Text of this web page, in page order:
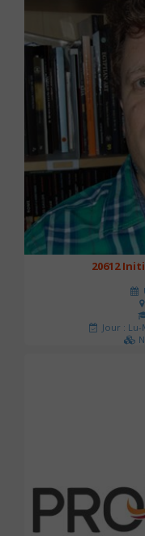
20612
Jour : Lu-